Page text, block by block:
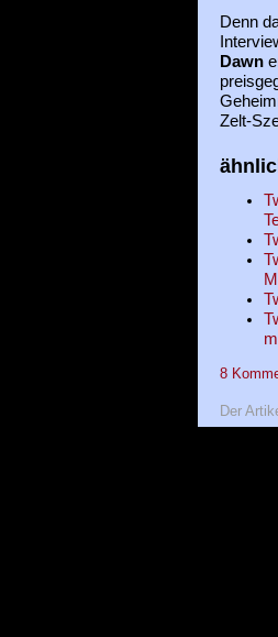
Denn
Dawn
Zelt-
8
Der